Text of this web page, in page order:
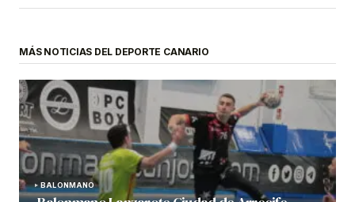
MÁS NOTICIAS DEL DEPORTE CANARIO
BALONMANO